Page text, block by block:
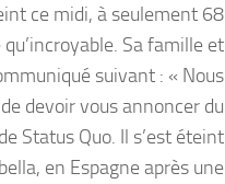
ce midi, à seulement 68
Sa famille et
suivant : « Nous
devoir vous annoncer du
Status Quo. Il s’est éteint
en Espagne après une